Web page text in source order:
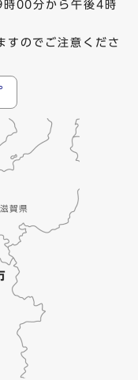
00分から午後4時
すのでご注意くださ